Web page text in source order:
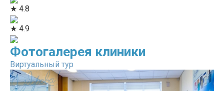
★ 4.8
★ 4.9
Фотогалерея клиники
Виртуальный тур